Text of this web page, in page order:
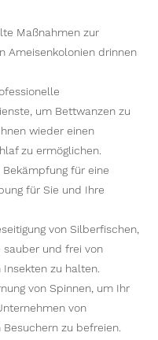
Maßnahmen zur
Ameisenkolonien drinnen
um Bettwanzen zu
wieder einen
zu ermöglichen.
Bekämpfung für eine
für Sie und Ihre
von Silberfischen,
sauber und frei von
zu halten.
von Spinnen, um Ihr
von
zu befreien.